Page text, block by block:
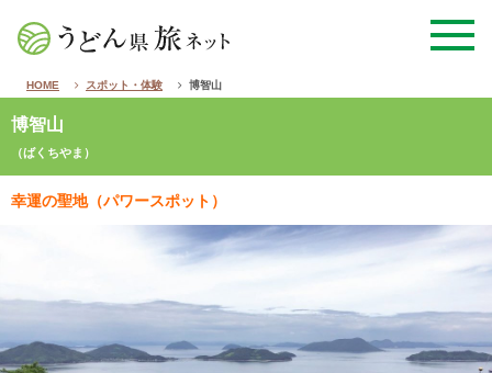
HOME スポット・体験 博智山
博智山
（ばくちやま）
幸運の聖地（パワースポット）